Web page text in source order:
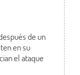
de un
en su
el ataque